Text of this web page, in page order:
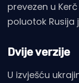
prevezen u
poluotok Rusija
Dvije verzije
U izvješću